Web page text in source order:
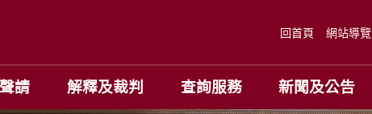
回首頁 網站導覽
請 解釋及裁判 查詢服務 新聞及公告